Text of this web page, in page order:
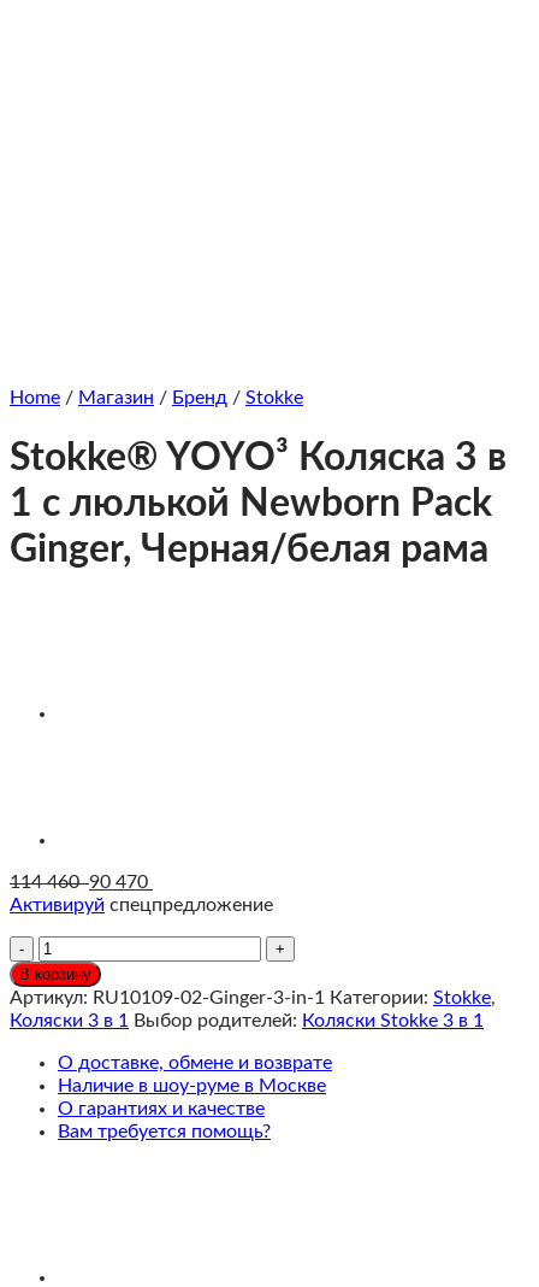
Home / Магазин / Бренд / Stokke
Stokke® YOYO³ Коляска 3 в
1 с люлькой Newborn Pack
Ginger, Черная/белая рама
114 460 90 470
Активируй спецпредложение
Количество
Stokke®
YOYO³
Коляска
в
1
с
люлькой
В корзину
Артикул: RU10109-02-Ginger-3-in-1 Категории: Stokke,
Коляски 3 в 1
Выбор родителей: Коляски Stokke 3 в 1
О доставке, обмене и возврате
Наличие в шоу-руме в Москве
О гарантиях и качестве
Вам требуется помощь?